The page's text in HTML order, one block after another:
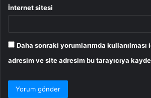
İnternet sitesi
Daha sonraki yorumlarımda kullanılması
adresim ve site adresim bu tarayıcıya